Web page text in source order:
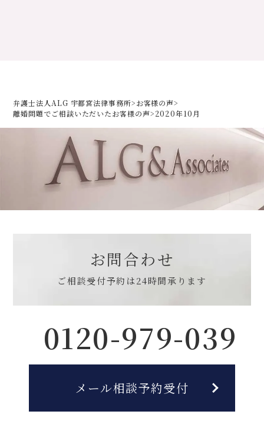
弁護士法人ALG 宇都宮法律事務所>お客様の声>
離婚問題でご相談いただいたお客様の声>2020年10月
お問合わせ
ご相談受付予約は24時間承ります
0120-979-039
メール相談予約受付